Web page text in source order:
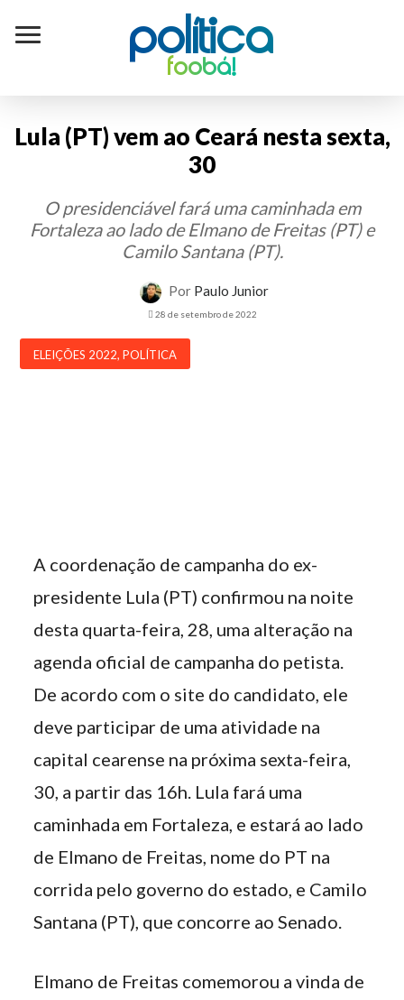
Política
foobá!
Lula (PT) vem ao Ceará nesta sexta,
30
O presidenciável fará uma caminhada em
Fortaleza ao lado de Elmano de Freitas (PT) e
Camilo Santana (PT).
Por Paulo Junior
28 de setembro de 2022
ELEIÇÕES 2022,POLÍTICA
A coordenação de campanha do ex-
presidente Lula (PT) confirmou na noite
desta quarta-feira, 28, uma alteração na
agenda oficial de campanha do petista.
De acordo com o site do candidato, ele
deve participar de uma atividade na
capital cearense na próxima sexta-feira,
30, a partir das 16h. Lula fará uma
caminhada em Fortaleza, e estará ao lado
de Elmano de Freitas, nome do PT na
corrida pelo governo do estado, e Camilo
Santana (PT), que concorre ao Senado.
Elmano de Freitas comemorou a vinda de